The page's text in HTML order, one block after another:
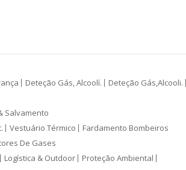
Deteção Gás, Alcoolí.
Deteção Gás,Alcooli.
Salvamento
Vestuário Térmico Fardamento Bombeiros
De Gases
Logística & Outdoor
Proteção Ambiental